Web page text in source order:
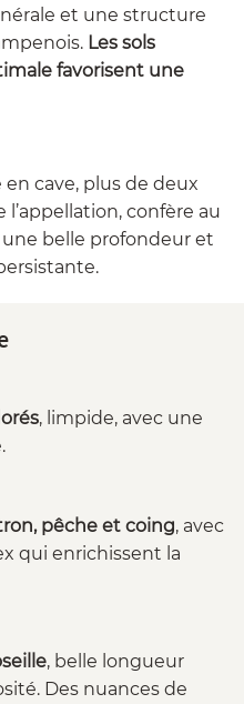
et une structure
Les sols
favorisent une
cave, plus de deux
confère au
belle profondeur et
, limpide, avec une
pêche et coing, avec
qui enrichissent la
, belle longueur
Des nuances de